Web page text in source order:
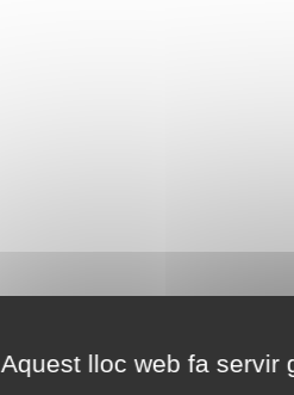
Aquest lloc web fa servir